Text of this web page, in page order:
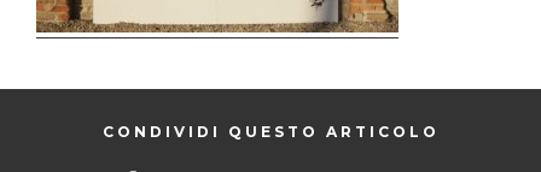
CONDIVIDI QUESTO ARTICOLO